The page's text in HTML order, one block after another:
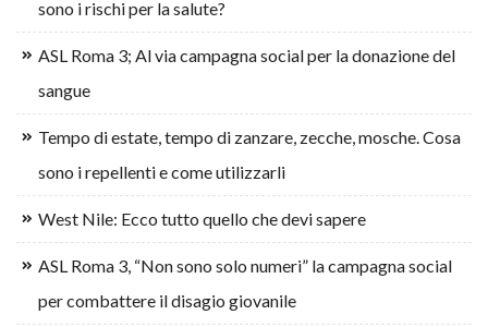
sono i rischi per la salute?
ASL Roma 3; Al via campagna social per la donazione del
sangue
Tempo di estate, tempo di zanzare, zecche, mosche. Cosa
sono i repellenti e come utilizzarli
West Nile: Ecco tutto quello che devi sapere
ASL Roma 3, “Non sono solo numeri” la campagna social
per combattere il disagio giovanile